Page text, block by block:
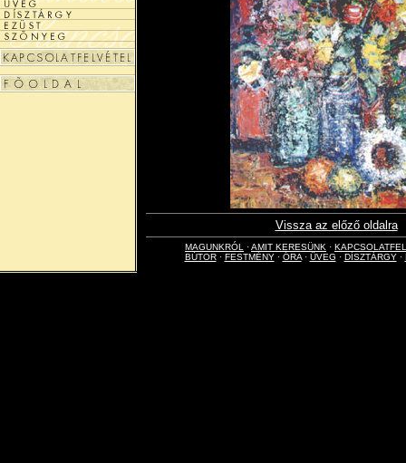
Vissza az előző oldalra
MAGUNKRÓL ·AMIT KERESÜNK ·
BÚTOR· FESTMÉNY· ÓRA· ÜVEG · DÍSZTÁRGY·